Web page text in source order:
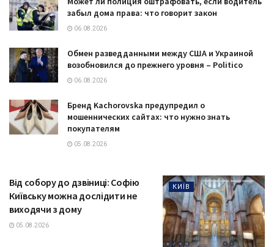
забыл дома права: что говорит закон
06.08.2026
Обмен разведданными между США и Украиной
возобновился до прежнего уровня – Politico
06.08.2026
Бренд Kachorovska предупредил о
мошеннических сайтах: что нужно знать
покупателям
05.08.2026
КИЇВ
Від собору до дзвіниці: Софію
Київську можна дослідити не
виходячи з дому
05.08.2026